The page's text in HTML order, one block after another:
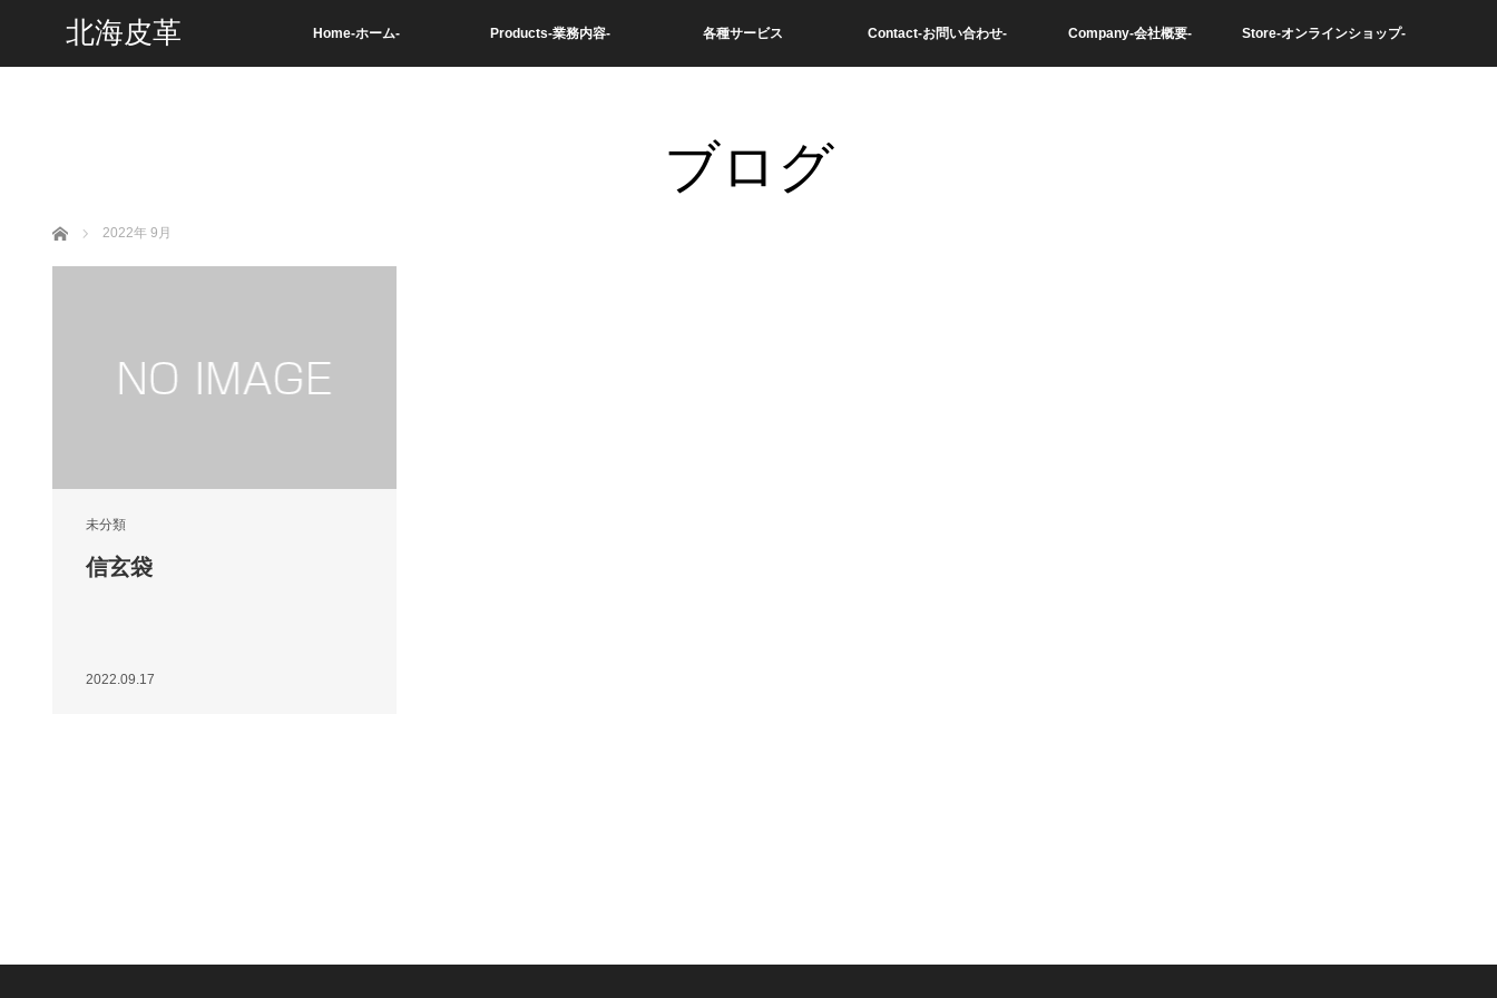
北海皮革 Home-ホーム- Products-業務内容- 各種サービス Contact-お問い合わせ- Company-会社概要- Store-オンラインショップ-
ブログ
ホーム 2022年 9月
未分類
信玄袋
2022.09.17